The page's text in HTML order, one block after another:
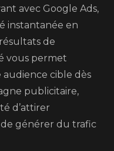
avec Google Ads,
instantanée en
de
vous permet
cible dès
publicitaire,
d’attirer
de générer du trafic